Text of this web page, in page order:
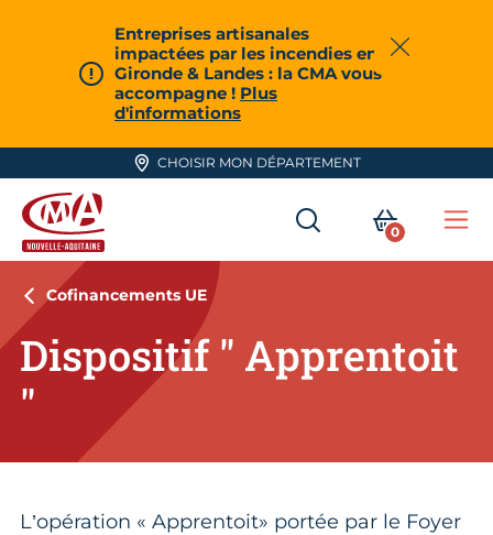
Entreprises artisanales
impactées par les incendies en
Gironde & Landes : la CMA vous
accompagne ! Plus
d'informations
Fermer
CHOISIR MON DÉPARTEMENT
CMA Nouvelle-Aquitaine
RECHERCHER
MON
0
Cofinancements UE
Dispositif " Apprentoit
"
L’opération « Apprentoit» portée par le Foyer